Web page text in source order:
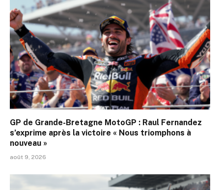
GP de Grande-Bretagne MotoGP : Raul Fernandez
s’exprime après la victoire « Nous triomphons à
nouveau »
août 9, 2026